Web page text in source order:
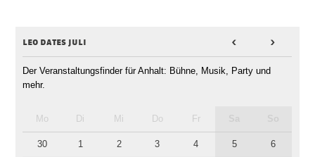
leo dates juli < >
Der Veranstaltungsfinder für Anhalt: Bühne, Musik, Party und
mehr.
Mo Di Mi Do Fr
30 1 2 3 4 5 6